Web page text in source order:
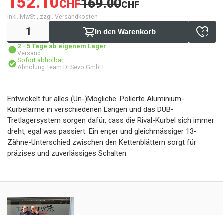
CHF169.00CHF
inkl. MwSt., zzgl. Versandkosten
In den Warenkorb
2 - 5 Tage ab eigenem Lager
Versand
Sofort abholbar
Abholung Team Di Sevo GmbH
Entwickelt für alles (Un-)Mögliche. Polierte Aluminium-
Kurbelarme in verschiedenen Längen und das DUB-
Tretlagersystem sorgen dafür, dass die Rival-Kurbel sich immer
dreht, egal was passiert. Ein enger und gleichmässiger 13-
Zähne-Unterschied zwischen den Kettenblättern sorgt für
präzises und zuverlässiges Schalten.